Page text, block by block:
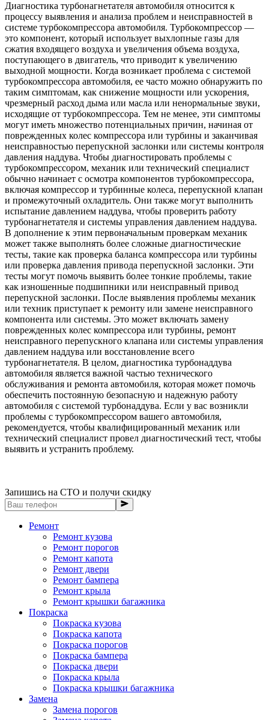
Диагностика турбонагнетателя автомобиля относится к
процессу выявления и анализа проблем и неисправностей в
системе турбокомпрессора автомобиля. Турбокомпрессор —
это компонент, который использует выхлопные газы для
сжатия входящего воздуха и увеличения объема воздуха,
поступающего в двигатель, что приводит к увеличению
выходной мощности. Когда возникает проблема с системой
турбокомпрессора автомобиля, ее часто можно обнаружить по
таким симптомам, как снижение мощности или ускорения,
чрезмерный расход дыма или масла или ненормальные звуки,
исходящие от турбокомпрессора. Тем не менее, эти симптомы
могут иметь множество потенциальных причин, начиная от
поврежденных колес компрессора или турбины и заканчивая
неисправностью перепускной заслонки или системы контроля
давления наддува. Чтобы диагностировать проблемы с
турбокомпрессором, механик или технический специалист
обычно начинает с осмотра компонентов турбокомпрессора,
включая компрессор и турбинные колеса, перепускной клапан
и промежуточный охладитель. Они также могут выполнить
испытание давлением наддува, чтобы проверить работу
турбонагнетателя и системы управления давлением наддува.
В дополнение к этим первоначальным проверкам механик
может также выполнять более сложные диагностические
тесты, такие как проверка баланса компрессора или турбины
или проверка давления привода перепускной заслонки. Эти
тесты могут помочь выявить более тонкие проблемы, такие
как изношенные подшипники или неисправный привод
перепускной заслонки. После выявления проблемы механик
или техник приступает к ремонту или замене неисправного
компонента или системы. Это может включать замену
поврежденных колес компрессора или турбины, ремонт
неисправного перепускного клапана или системы управления
давлением наддува или восстановление всего
турбонагнетателя. В целом, диагностика турбонаддува
автомобиля является важной частью технического
обслуживания и ремонта автомобиля, которая может помочь
обеспечить постоянную безопасную и надежную работу
автомобиля с системой турбонаддува. Если у вас возникли
проблемы с турбокомпрессором вашего автомобиля,
рекомендуется, чтобы квалифицированный механик или
технический специалист провел диагностический тест, чтобы
выявить и устранить проблему.
Запишись на СТО и получи скидку
Ремонт
Ремонт кузова
Ремонт порогов
Ремонт капота
Ремонт двери
Ремонт бампера
Ремонт крыла
Ремонт крышки багажника
Покраска
Покраска кузова
Покраска капота
Покраска порогов
Покраска бампера
Покраска двери
Покраска крыла
Покраска крышки багажника
Замена
Замена порогов